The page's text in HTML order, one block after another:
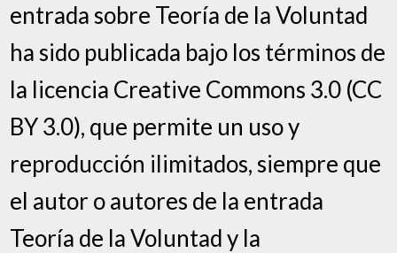
entrada sobre Teoría de la Voluntad
ha sido publicada bajo los términos de
la licencia Creative Commons 3.0 (CC
BY 3.0), que permite un uso y
reproducción ilimitados, siempre que
el autor o autores de la entrada
Teoría de la Voluntad y la